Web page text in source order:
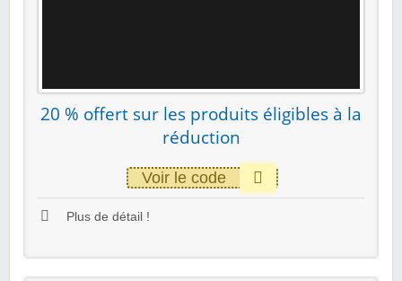
20 % offert sur les produits éligibles à la
réduction
Voir le code
Plus de détail !